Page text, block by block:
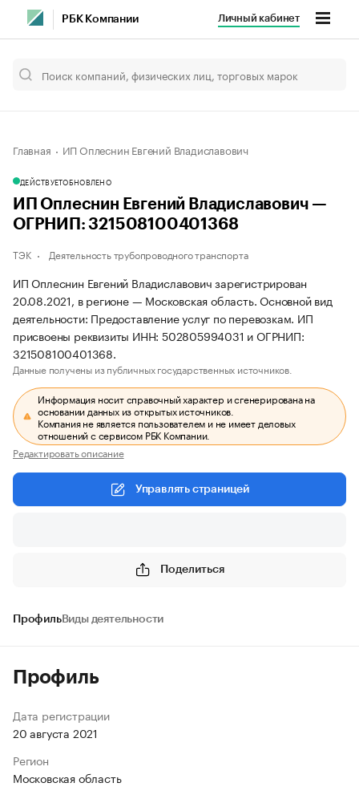
РБК Компании Личный кабинет
Главная ИП Оплеснин Евгений Владиславович
ДЕЙСТВУЕТОБНОВЛЕНО
ИП Оплеснин Евгений Владиславович —
ОГРНИП: 321508100401368
ТЭК Деятельность трубопроводного транспорта
ИП Оплеснин Евгений Владиславович зарегистрирован
20.08.2021, в регионе — Московская область. Основной вид
деятельности: Предоставление услуг по перевозкам. ИП
присвоены реквизиты ИНН: 502805994031 и ОГРНИП:
321508100401368.
Данные получены из публичных государственных источников.
Информация носит справочный характер и сгенерирована на
основании данных из открытых источников.
Компания не является пользователем и не имеет деловых
отношений с сервисом РБК Компании.
Редактировать описание
Управлять страницей
Поделиться
ПрофильВиды деятельности
Профиль
Дата регистрации
20 августа 2021
Регион
Московская область